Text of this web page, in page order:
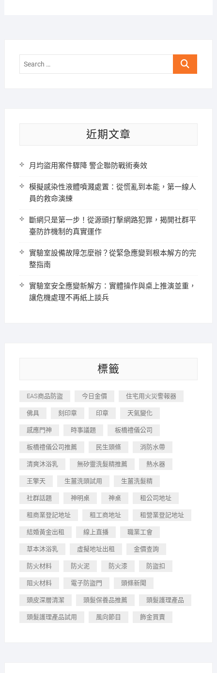
Search
近期文章
月均盜用案件驟降 警企聯防戰術奏效
模擬感染性液體噴濺處置：從慌亂到本能，第一線人
員的救命演練
斷網只是第一步！從源頭打擊網路犯罪，揭開社群平
臺防詐機制的真實運作
實驗室設備故障怎麼辦？從緊急應變到根本解方的完
整指南
實驗室安全應變新解方：實體操作與桌上推演並重，
讓危機處理不再紙上談兵
標籤
EAS商品防盜 今日金價 住宅用火災警報器
佛具 刻印章 印章 天氣變化
感應門神 時事議題 板橋禮儀公司
板橋禮儀公司推薦 民生頭條 消防水帶
清爽沐浴乳 無矽靈洗髮精推薦 熱水器
王擎天 生薑洗頭試用 生薑洗髮精
社群話題 神明桌 神桌 租公司地址
租商業登記地址 租工商地址 租營業登記地址
結婚黃金出租 線上直播 職業工會
草本沐浴乳 虛擬地址出租 金價查詢
防火材料 防火泥 防火漆 防盜扣
阻火材料 電子防盜門 頭條新聞
頭皮深層清潔 頭髮保養品推薦 頭髮護理產品
頭髮護理產品試用 風向節目 飾金買賣